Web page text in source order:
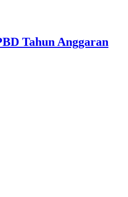
Tahun Anggaran